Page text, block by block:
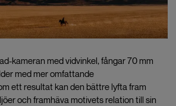
kameran med vidvinkel, fångar 70 mm
med mer omfattande
ett resultat kan den bättre lyfta fram
och framhäva motivets relation till sin